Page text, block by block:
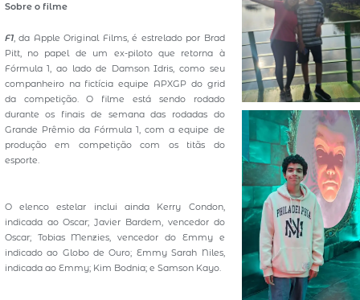
Sobre o filme
F1, da Apple Original Films, é estrelado por Brad
Pitt, no papel de um ex-piloto que retorna à
Fórmula 1, ao lado de Damson Idris, como seu
companheiro na fictícia equipe APXGP do grid
da competição. O filme está sendo rodado
durante os finais de semana das rodadas do
Grande Prêmio da Fórmula 1, com a equipe de
produção em competição com os titãs do
esporte.
O elenco estelar inclui ainda Kerry Condon,
indicada ao Oscar; Javier Bardem, vencedor do
Oscar; Tobias Menzies, vencedor do Emmy e
indicado ao Globo de Ouro; Emmy Sarah Niles,
indicada ao Emmy; Kim Bodnia; e Samson Kayo.